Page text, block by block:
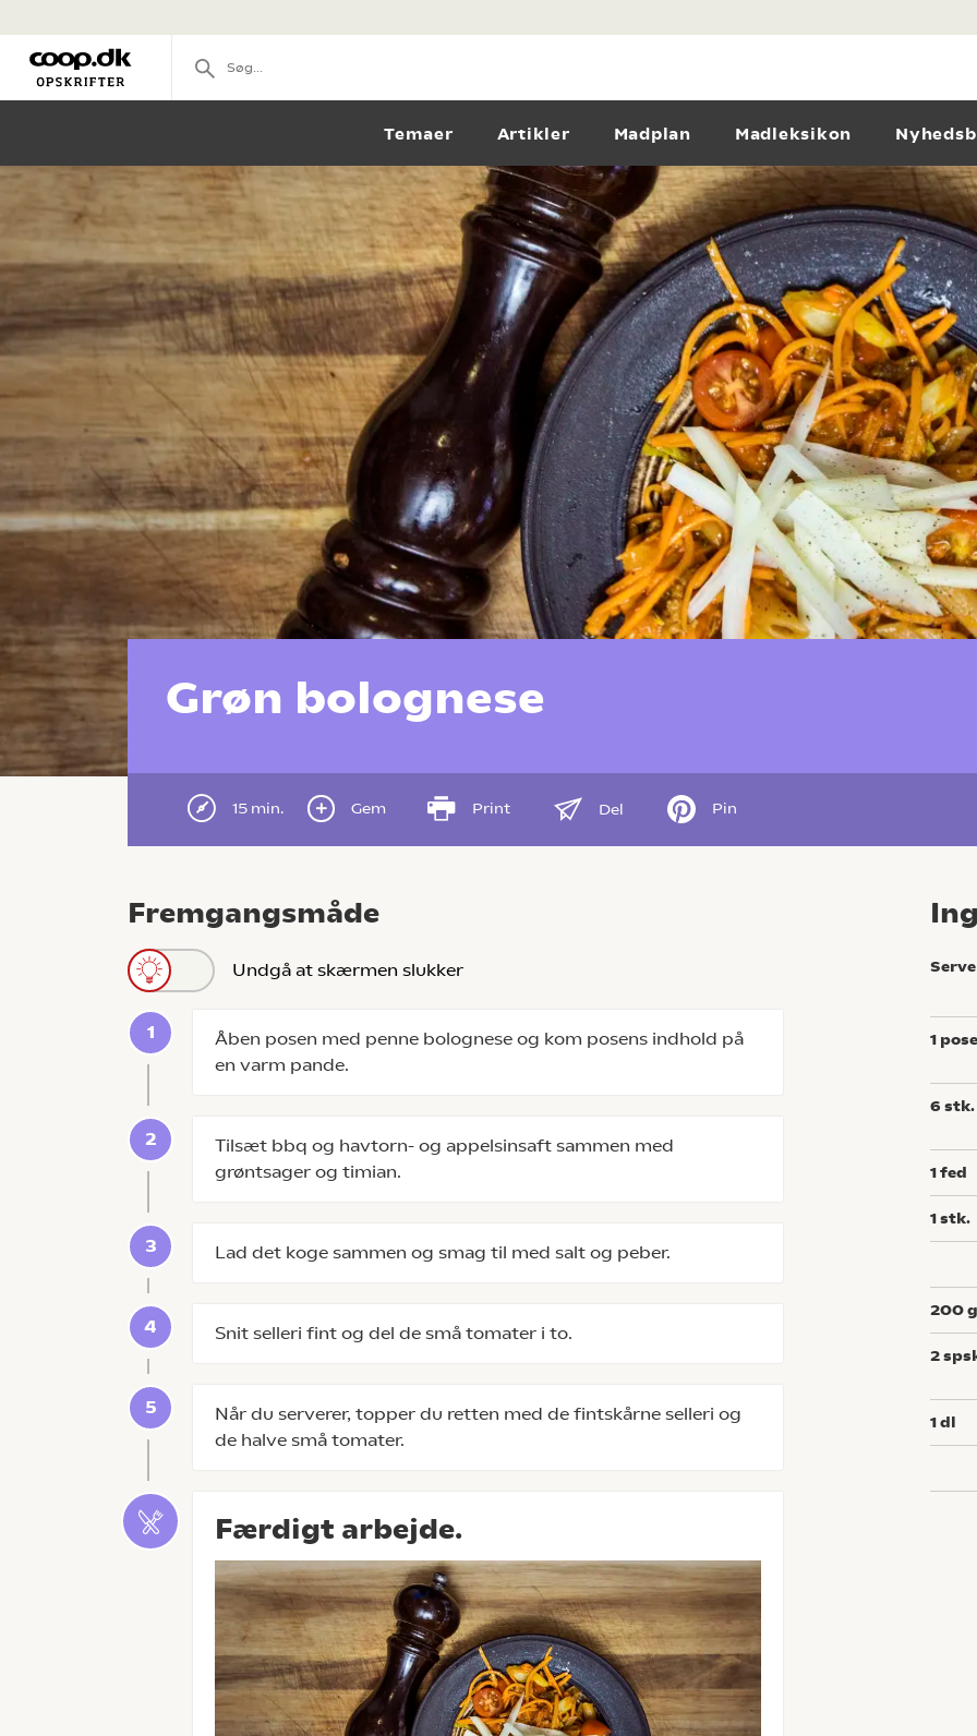
Temaer Artikler Madplan Madleksikon
Grøn bolognese
15 min. Gem Print Del Pin
Fremgangsmåde
Undgå at skærmen slukker
Åben posen med penne bolognese og kom posens indhold på
en varm pande.
Tilsæt bbq og havtorn- og appelsinsaft sammen med
grøntsager og timian.
Lad det koge sammen og smag til med salt og peber.
Snit selleri fint og del de små tomater i to.
Når du serverer, topper du retten med de fintskårne selleri og
de halve små tomater.
Færdigt arbejde.
1 pose
6 stk.
1fed
1stk.
200g
2
1dl